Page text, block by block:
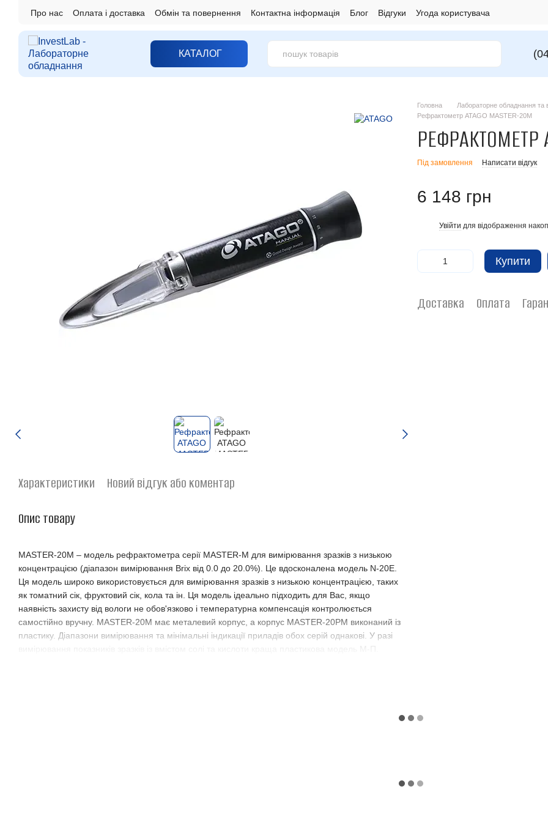
Перейти до основного контенту
Про нас Оплата і доставка Обмін та повернення Контактна інформація Блог Відгуки Угода користувача
КАТАЛОГ
Характеристики
Новий відгук або коментар
Опис товару
MASTER-20M – модель рефрактометра серії MASTER-M для вимірювання зразків з низькою
концентрацією (діапазон вимірювання Brix від 0.0 до 20.0%). Це вдосконалена модель N-20E.
Ця модель широко використовується для вимірювання зразків з низькою концентрацією, таких
як томатний сік, фруктовий сік, кола та ін. Ця модель ідеально підходить для Вас, якщо
наявність захисту від вологи не обов'язково і температурна компенсація контролюється
самостійно вручну. MASTER-20М має металевий корпус, а корпус MASTER-20PM виконаний із
пластику. Діапазони вимірювання та мінімальні індикації приладів обох серій однакові. У разі
Головна
Лабораторне обладнання та
Рефрактометр ATAGO MASTER-20M
РЕФРАКТОМЕТР
Під замовлення Написати відгук
6 148 грн
Увійти для відображення
Купити
Доставка Оплата